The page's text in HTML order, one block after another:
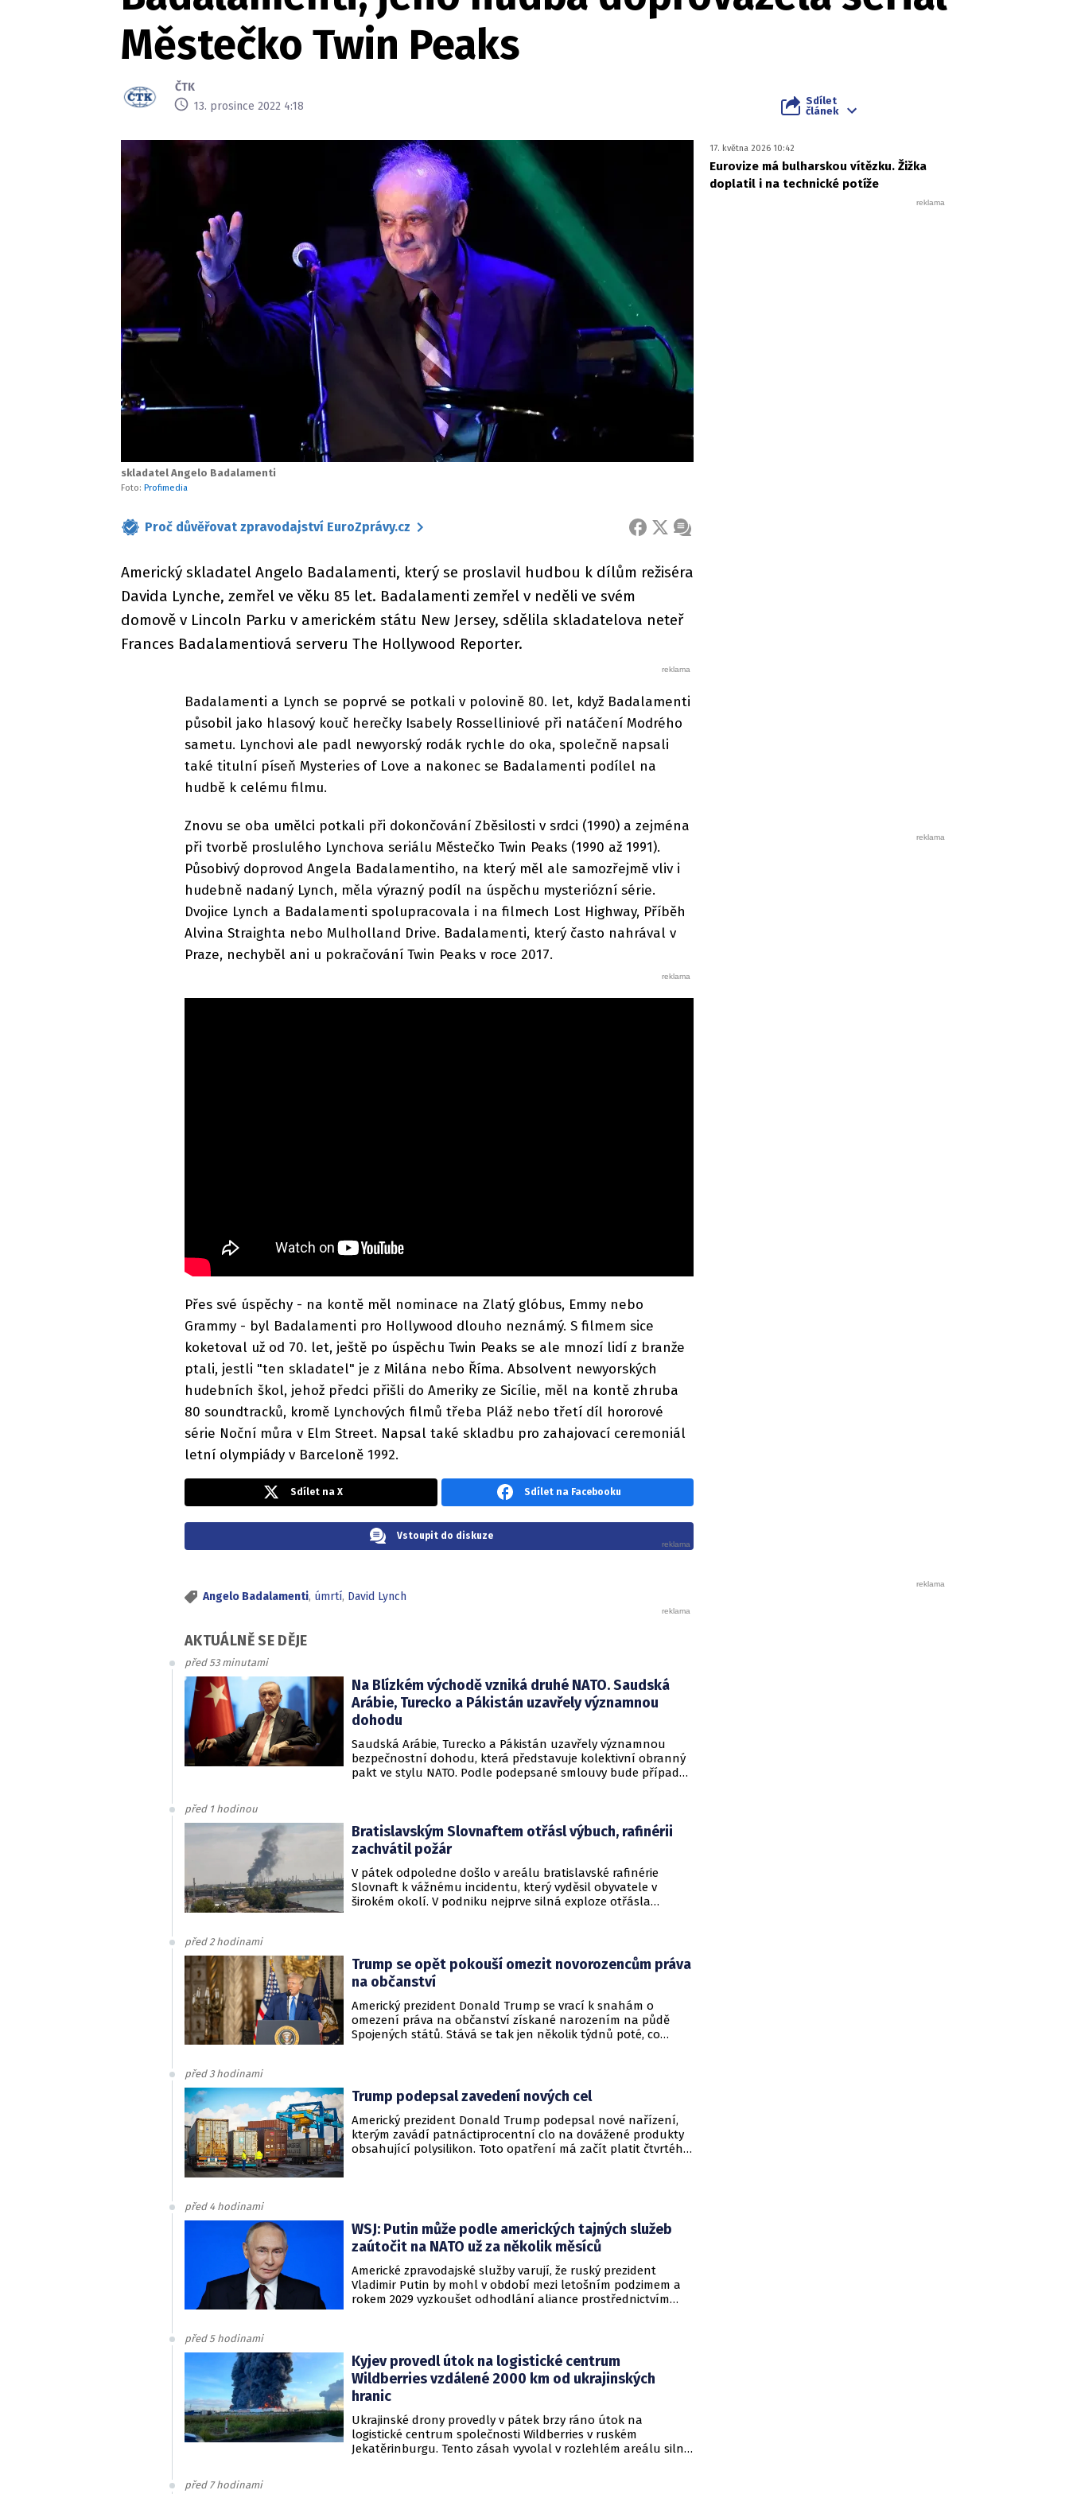
Městečko Twin Peaks
ČTK
13. prosince 2022 4:18
Sdílet
článek
skladatel Angelo Badalamenti
Foto: Profimedia
Proč důvěřovat zpravodajství EuroZprávy.cz FACEBOOK
X ZPRÁVA
Americký skladatel Angelo Badalamenti, který se proslavil hudbou k dílům režiséra
Davida Lynche, zemřel ve věku 85 let. Badalamenti zemřel v neděli ve svém
domově v Lincoln Parku v americkém státu New Jersey, sdělila skladatelova neteř
Frances Badalamentiová serveru The Hollywood Reporter.
Badalamenti a Lynch se poprvé se potkali v polovině 80. let, když Badalamenti
působil jako hlasový kouč herečky Isabely Rosselliniové při natáčení Modrého
sametu. Lynchovi ale padl newyorský rodák rychle do oka, společně napsali
také titulní píseň Mysteries of Love a nakonec se Badalamenti podílel na
hudbě k celému filmu.
Znovu se oba umělci potkali při dokončování Zběsilosti v srdci (1990) a zejména
při tvorbě proslulého Lynchova seriálu Městečko Twin Peaks (1990 až 1991).
Působivý doprovod Angela Badalamentiho, na který měl ale samozřejmě vliv i
hudebně nadaný Lynch, měla výrazný podíl na úspěchu mysteriózní série.
Dvojice Lynch a Badalamenti spolupracovala i na filmech Lost Highway, Příběh
Alvina Straighta nebo Mulholland Drive. Badalamenti, který často nahrával v
Praze, nechyběl ani u pokračování Twin Peaks v roce 2017.
Přes své úspěchy - na kontě měl nominace na Zlatý glóbus, Emmy nebo
Grammy - byl Badalamenti pro Hollywood dlouho neznámý. S filmem sice
koketoval už od 70. let, ještě po úspěchu Twin Peaks se ale mnozí lidí z branže
ptali, jestli "ten skladatel" je z Milána nebo Říma. Absolvent newyorských
hudebních škol, jehož předci přišli do Ameriky ze Sicílie, měl na kontě zhruba
80 soundtracků, kromě Lynchových filmů třeba Pláž nebo třetí díl hororové
série Noční můra v Elm Street. Napsal také skladbu pro zahajovací ceremoniál
letní olympiády v Barceloně 1992.
17. května 2026 10:42
Eurovize má bulharskou vítězku. Žižka
doplatil i na technické potíže
Sdílet na X Sdílet na Facebooku
Vstoupit do diskuze
Angelo Badalamenti, úmrtí, David Lynch
AKTUÁLNĚ SE DĚJE
před 53 minutami
Na Blízkém východě vzniká druhé NATO. Saudská
Arábie, Turecko a Pákistán uzavřely významnou
dohodu
Saudská Arábie, Turecko a Pákistán uzavřely významnou
bezpečnostní dohodu, která představuje kolektivní obranný
pakt ve stylu NATO. Podle podepsané smlouvy bude případný
před 1 hodinou
Bratislavským Slovnaftem otřásl výbuch, rafinérii
zachvátil požár
V pátek odpoledne došlo v areálu bratislavské rafinérie
Slovnaft k vážnému incidentu, který vyděsil obyvatele v
širokém okolí. V podniku nejprve silná exploze otřásla
před 2 hodinami
Trump se opět pokouší omezit novorozencům práva
na občanství
Americký prezident Donald Trump se vrací k snahám o
omezení práva na občanství získané narozením na půdě
Spojených států. Stává se tak jen několik týdnů poté, co
před 3 hodinami
Trump podepsal zavedení nových cel
Americký prezident Donald Trump podepsal nové nařízení,
kterým zavádí patnáctiprocentní clo na dovážené produkty
obsahující polysilikon. Toto opatření má začít platit čtvrtého
před 4 hodinami
WSJ: Putin může podle amerických tajných služeb
zaútočit na NATO už za několik měsíců
Americké zpravodajské služby varují, že ruský prezident
Vladimir Putin by mohl v období mezi letošním podzimem a
rokem 2029 vyzkoušet odhodlání aliance prostřednictvím
přicházejí v době, kdy Moskva čelí rostoucímu tlaku kvůli
situaci na ukrajinské frontě. Masivní škody, které ukrajinské
drony způsobují ruskému zázemí, totiž Kreml zahnaly do
kouta.
před 5 hodinami
Kyjev provedl útok na logistické centrum
Wildberries vzdálené 2000 km od ukrajinských
hranic
Ukrajinské drony provedly v pátek brzy ráno útok na
logistické centrum společnosti Wildberries v ruském
Jekatěrinburgu. Tento zásah vyvolal v rozlehlém areálu silný
před 7 hodinami